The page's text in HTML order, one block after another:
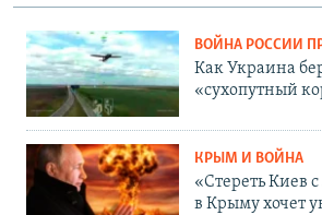
ВОЙНА РОССИИ
Как Украина
«сухопутный
КРЫМ И ВОЙНА
«Стереть Киев
в Крыму хочет